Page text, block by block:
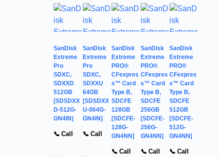
SanDisk
Extreme
Pro
SDXC,
SDXXD
512GB
[SDSDXX
D-512G-
GN4IN]
📞 Call
SanDisk
Extreme
Pro
SDXC,
SDXXU
64GB
[SDSDXX
U-064G-
GN4IN]
📞 Call
SanDisk
Extreme
PRO®
CFexpres
s™ Card
Type B,
SDCFE
128GB
[SDCFE-
128G-
GN4NN]
📞 Call
SanDisk
Extreme
PRO®
CFexpres
s™ Card
Type B,
SDCFE
256GB
[SDCFE-
256G-
GN4NN]
📞 Call
SanDisk
Extreme
PRO®
CFexpres
s™ Card
Type B,
SDCFE
512GB
[SDCFE-
512G-
GN4NN]
📞 Call